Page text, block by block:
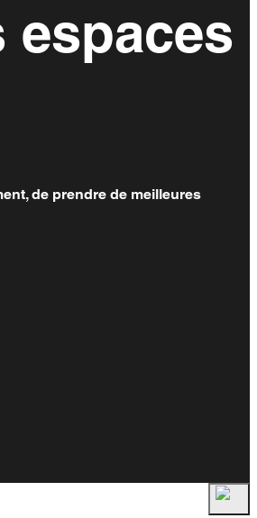
de prendre de meilleures